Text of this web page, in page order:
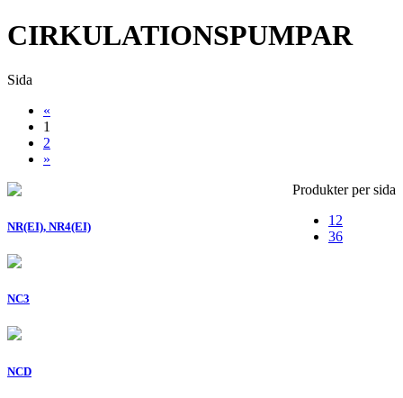
CIRKULATIONSPUMPAR
Sida
«
1
2
»
Produkter per sida
12
36
NR(EI), NR4(EI)
NC3
NCD